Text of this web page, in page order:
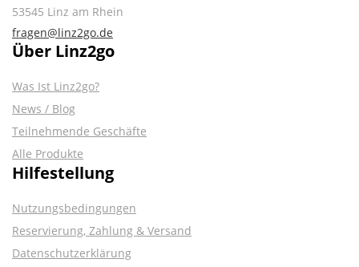
53545 Linz am Rhein
fragen@linz2go.de
Über Linz2go
Was Ist Linz2go?
News / Blog
Teilnehmende Geschäfte
Alle Produkte
Hilfestellung
Nutzungsbedingungen
Reservierung, Zahlung & Versand
Datenschutzerklärung